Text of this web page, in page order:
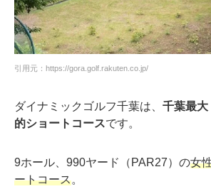
引用元：https://gora.golf.rakuten.co.jp/
ダイナミックゴルフ千葉は、 千葉最
的ショートコースです。
9ホール、990ヤード（PAR27）の女
ートコース。